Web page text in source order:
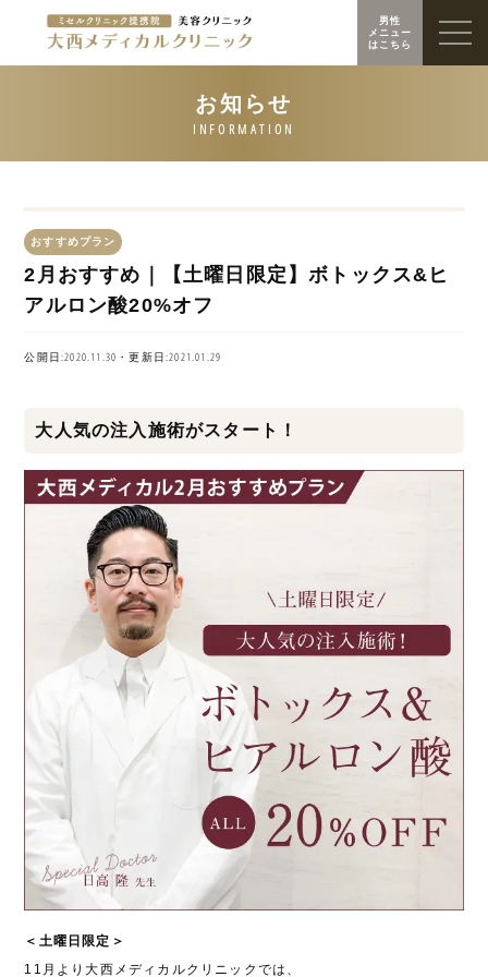
男性
メニュー
はこちら
おすすめプラン
2月おすすめ｜【土曜日限定】ボトックス&ヒ
アルロン酸20%オフ
公開日:2020.11.30・更新日:2021.01.29
大人気の注入施術がスタート！
＜土曜日限定＞
11月より大西メディカルクリニックでは、